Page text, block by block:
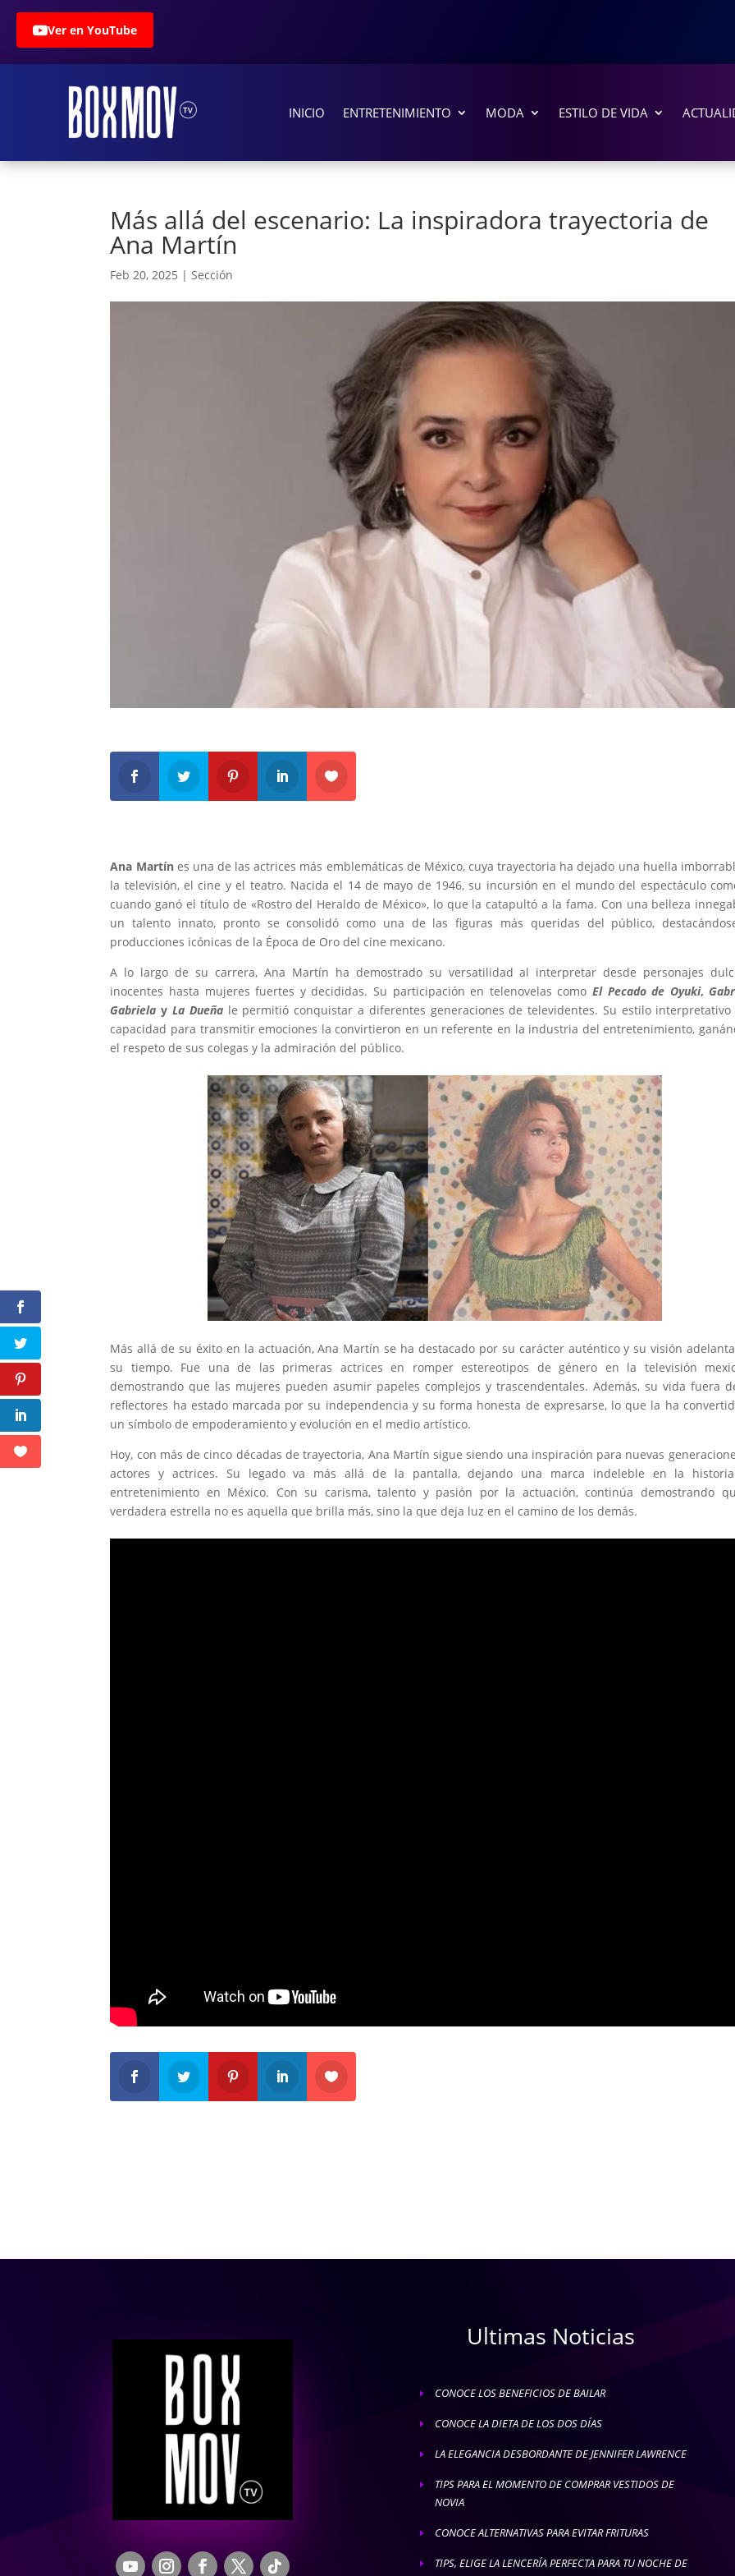
Ver en YouTube
INICIO ENTRETENIMIENTO MODA ESTILO DE VIDA
Más allá del escenario: La inspiradora trayectoria de
Ana Martín
Feb 20, 2025 |Sección
Ana Martínes una de las actrices más emblemáticas de México, cuya trayectoria ha dejado una huella
la televisión, el cine y el teatro. Nacida el 14 de mayo de 1946, su incursión en el mundo del espectáculo
cuando ganó el título de «Rostro del Heraldo de México», lo que la catapultó a la fama. Con una belleza
un talento innato, pronto se consolidó como una de las figuras más queridas del público,
producciones icónicas de la Época de Oro del cine mexicano.
A lo largo de su carrera, Ana Martín ha demostrado su versatilidad al interpretar desde personajes
inocentes hasta mujeres fuertes y decididas. Su participación en telenovelas como El Pecado de Oyuki,
Gabriela y La Dueña le permitió conquistar a diferentes generaciones de televidentes. Su estilo interpretativo
capacidad para transmitir emociones la convirtieron en un referente en la industria del entretenimiento,
el respeto de sus colegas y la admiración del público.
Más allá de su éxito en la actuación, Ana Martín se ha destacado por su carácter auténtico y su visión
su tiempo. Fue una de las primeras actrices en romper estereotipos de género en la televisión
demostrando que las mujeres pueden asumir papeles complejos y trascendentales. Además, su vida fuera
reflectores ha estado marcada por su independencia y su forma honesta de expresarse, lo que la ha
un símbolo de empoderamiento y evolución en el medio artístico.
Hoy, con más de cinco décadas de trayectoria, Ana Martín sigue siendo una inspiración para nuevas
actores y actrices. Su legado va más allá de la pantalla, dejando una marca indeleble en la
entretenimiento en México. Con su carisma, talento y pasión por la actuación, continúa demostrando
verdadera estrella no es aquella que brilla más, sino la que deja luz en el camino de los demás.
Ultimas Noticias
E CONOCE LOS BENEFICIOS DE BAILAR
E CONOCE LA DIETA DE LOS DOS DÍAS
E LA ELEGANCIA DESBORDANTE DE JENNIFER LAWRENCE
E
TIPS PARA EL MOMENTO DE COMPRAR VESTIDOS DE
NOVIA
E CONOCE ALTERNATIVAS PARA EVITAR FRITURAS
E
TIPS, ELIGE LA LENCERÍA PERFECTA PARA TU NOCHE DE